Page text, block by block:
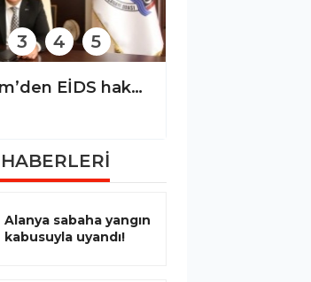
Başkan Erdem’den EİDS hakkında önemli açıklama!
3 4 5
Alanya sabaha yangın
kabusuyla uyandı!